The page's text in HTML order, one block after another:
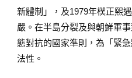
新體制」，及1979年樸正熙
嚴。在半島分裂及與朝鮮軍
態對抗的國家準則，為「緊
法性。